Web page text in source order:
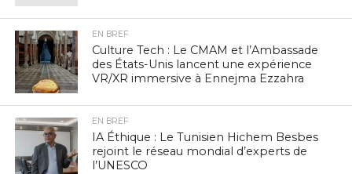
EN BREF
Culture Tech : Le CMAM et l’Ambassade
des États-Unis lancent une expérience
VR/XR immersive à Ennejma Ezzahra
EN BREF
IA Éthique : Le Tunisien Hichem Besbes
rejoint le réseau mondial d’experts de
l’UNESCO